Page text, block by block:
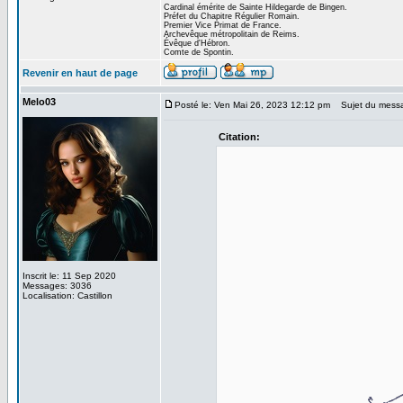
Cardinal émérite de Sainte Hildegarde de Bingen.
Préfet du Chapitre Régulier Romain.
Premier Vice Primat de France.
Archevêque métropolitain de Reims.
Évêque d'Hébron.
Comte de Spontin.
Revenir en haut de page
Melo03
Inscrit le: 11 Sep 2020
Messages: 3036
Localisation: Castillon
Posté le: Ven Mai 26, 2023 12:12 pm Sujet du
Citation: